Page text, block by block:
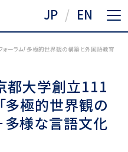
JP EN
ーラム「多極的世界観の構築と外国語教育
都大学創立111
多極的世界観の
様な言語文化